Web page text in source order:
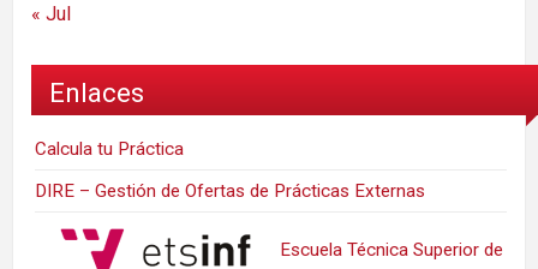
« Jul
Enlaces
Calcula tu Práctica
DIRE – Gestión de Ofertas de Prácticas Externas
Escuela Técnica Superior de